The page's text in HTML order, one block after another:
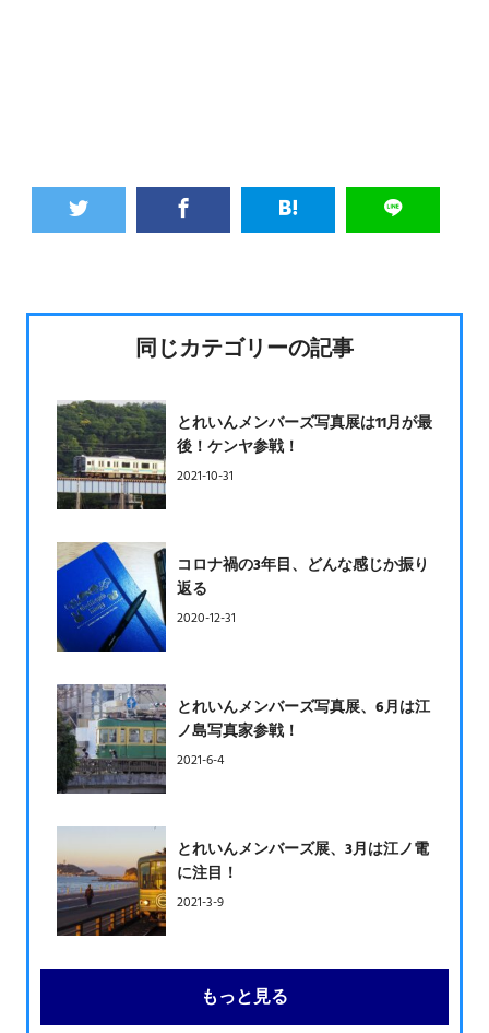
同じカテゴリーの記事
とれいんメンバーズ写真展は11月が最
後！ケンヤ参戦！
2021-10-31
コロナ禍の3年目、どんな感じか振り
返る
2020-12-31
とれいんメンバーズ写真展、6月は江
ノ島写真家参戦！
2021-6-4
とれいんメンバーズ展、3月は江ノ電
に注目！
2021-3-9
もっと見る